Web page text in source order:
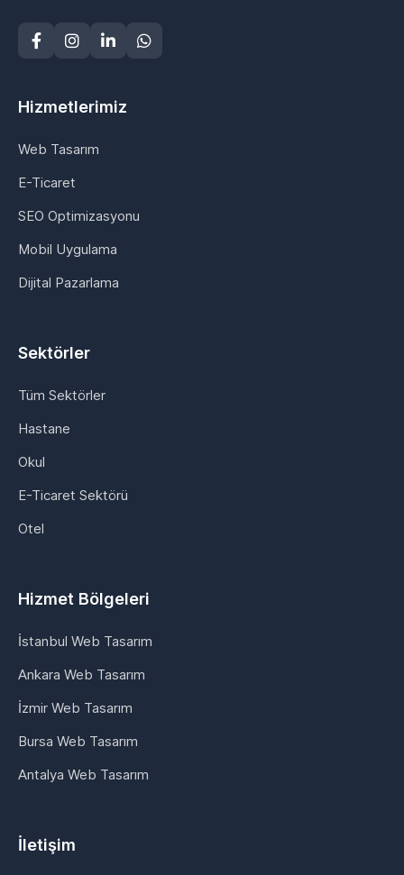
Hizmetlerimiz
Web Tasarım
E-Ticaret
SEO Optimizasyonu
Mobil Uygulama
Dijital Pazarlama
Sektörler
Tüm Sektörler
Hastane
Okul
E-Ticaret Sektörü
Otel
Hizmet Bölgeleri
İstanbul Web Tasarım
Ankara Web Tasarım
İzmir Web Tasarım
Bursa Web Tasarım
Antalya Web Tasarım
İletişim